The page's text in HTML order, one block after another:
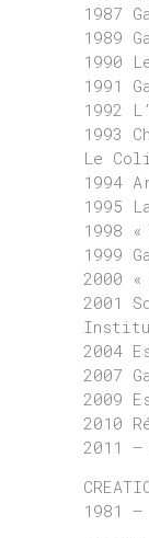
1987
1989
1990
1991
1992
1993
Le
1994
1995
1998
1999
2000
2001
Institut
2004
2007
2009
2010
2011
1981